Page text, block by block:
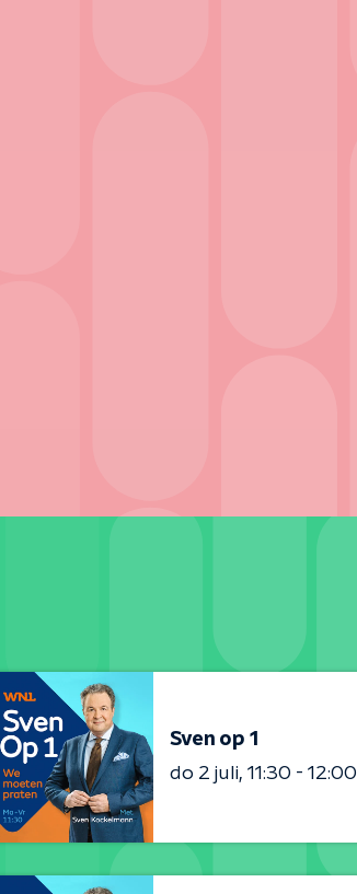
Sven op 1
do 2 juli 11:30 - 12:00